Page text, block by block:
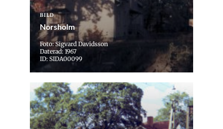
BILD
Norsholm
Foto: Sigvard Davidsson
Daterad: 1967
ID: SIDA00099